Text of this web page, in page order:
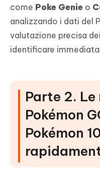
come Poke Genie o
analizzando i dati del
valutazione precisa
identificare
Parte 2.
Pokémon
Pokémon